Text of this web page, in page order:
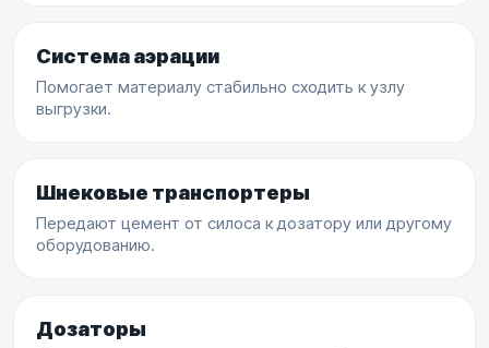
Система аэрации
Помогает материалу стабильно сходить к узлу
выгрузки.
Шнековые транспортеры
Передают цемент от силоса к дозатору или другому
оборудованию.
Дозаторы